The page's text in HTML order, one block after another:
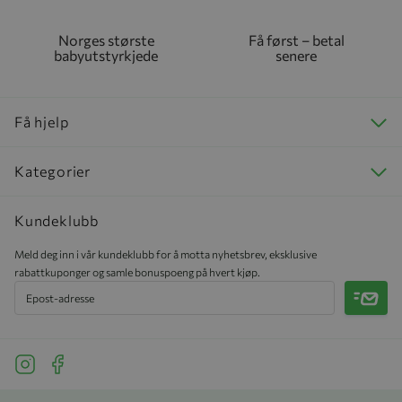
Norges største
babyutstyrkjede
Få først – betal
senere
Få hjelp
Kategorier
Kundeklubb
Meld deg inn i vår kundeklubb for å motta nyhetsbrev, eksklusive
rabattkuponger og samle bonuspoeng på hvert kjøp.
Meld
See our Instagram
See our Facebook